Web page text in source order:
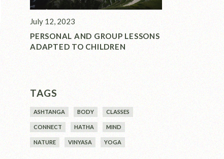
July 12, 2023
PERSONAL AND GROUP LESSONS
ADAPTED TO CHILDREN
TAGS
ASHTANGA BODY CLASSES
CONNECT HATHA MIND
NATURE VINYASA YOGA